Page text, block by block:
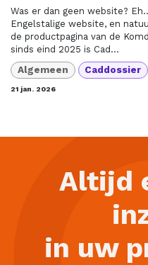
Was er dan geen website?
Engelstalige website, en
de productpagina van de
sinds eind 2025 is Cad...
Algemeen Caddossier
21 jan. 2026
Altijd
in uw